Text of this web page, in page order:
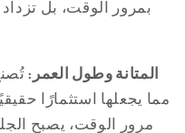
بمرور الوقت، بل تزداد
المتانة وطول العمر:
مما يجعلها استثمارًا
مرور الوقت، يصبح